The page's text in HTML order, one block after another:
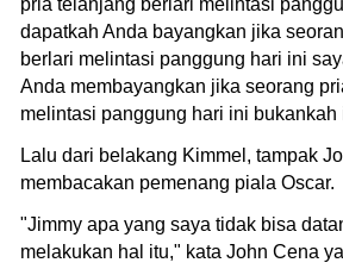
dapatkah Anda bayangkan jika
berlari melintasi panggung hari ini
Anda membayangkan jika seorang
melintasi panggung hari ini bukankah
Lalu dari belakang Kimmel, tampak
membacakan pemenang piala Oscar.
"Jimmy apa yang saya tidak bisa
melakukan hal itu," kata John Cena